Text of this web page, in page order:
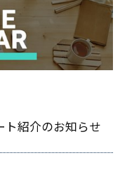
紹介のお知らせ